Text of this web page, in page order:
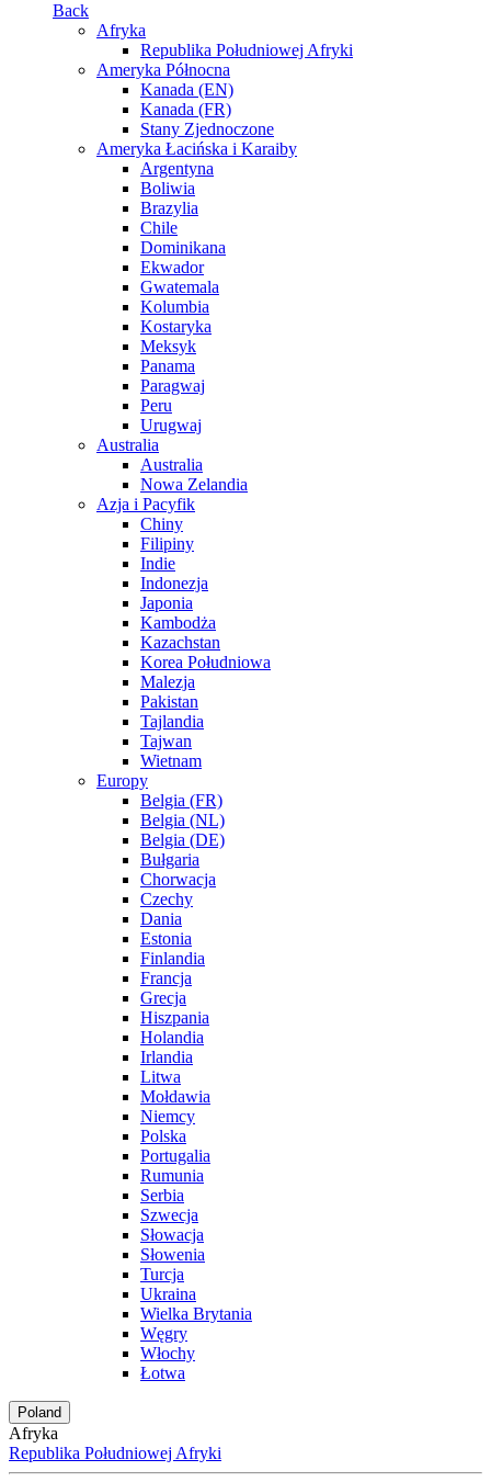
Back
Afryka
Republika Południowej Afryki
Ameryka Północna
Kanada (EN)
Kanada (FR)
Stany Zjednoczone
Ameryka Łacińska i Karaiby
Argentyna
Boliwia
Brazylia
Chile
Dominikana
Ekwador
Gwatemala
Kolumbia
Kostaryka
Meksyk
Panama
Paragwaj
Peru
Urugwaj
Australia
Australia
Nowa Zelandia
Azja i Pacyfik
Chiny
Filipiny
Indie
Indonezja
Japonia
Kambodża
Kazachstan
Korea Południowa
Malezja
Pakistan
Tajlandia
Tajwan
Wietnam
Europy
Belgia (FR)
Belgia (NL)
Belgia (DE)
Bułgaria
Chorwacja
Czechy
Dania
Estonia
Finlandia
Francja
Grecja
Hiszpania
Holandia
Irlandia
Litwa
Mołdawia
Niemcy
Polska
Portugalia
Rumunia
Serbia
Szwecja
Słowacja
Słowenia
Turcja
Ukraina
Wielka Brytania
Węgry
Włochy
Łotwa
Poland
Afryka
Republika Południowej Afryki